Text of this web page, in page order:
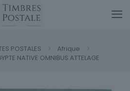
POSTALES
Afrique
NATIVE OMNIBUS ATTELAGE